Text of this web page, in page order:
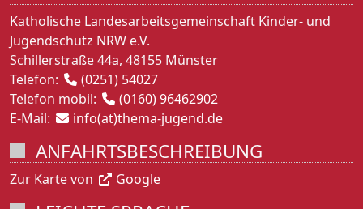
Katholische Landesarbeitsgemeinschaft Kinder- und
Jugendschutz NRW e.V.
Schillerstraße 44a, 48155 Münster
Telefon:
(0251) 54027
Telefon mobil:
(0160) 96462902
E-Mail:
info(at)thema-jugend.de
ANFAHRTSBESCHREIBUNG
Zur Karte von Google